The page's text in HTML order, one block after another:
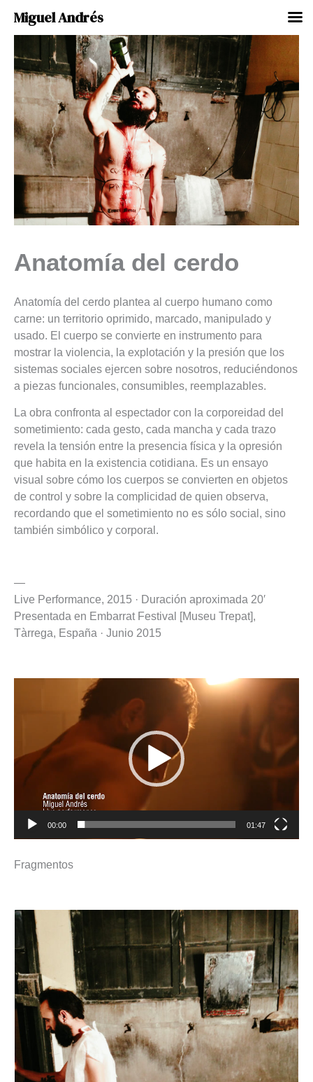
contenido
Anatomía del cerdo
Anatomía del cerdo plantea al cuerpo humano como
carne: un territorio oprimido, marcado, manipulado y
usado. El cuerpo se convierte en instrumento para
mostrar la violencia, la explotación y la presión que los
sistemas sociales ejercen sobre nosotros, reduciéndonos
a piezas funcionales, consumibles, reemplazables.
La obra confronta al espectador con la corporeidad del
sometimiento: cada gesto, cada mancha y cada trazo
revela la tensión entre la presencia física y la opresión
que habita en la existencia cotidiana. Es un ensayo
visual sobre cómo los cuerpos se convierten en objetos
de control y sobre la complicidad de quien observa,
recordando que el sometimiento no es sólo social, sino
también simbólico y corporal.
—
Live Performance, 2015 · Duración aproximada 20′
Presentada en Embarrat Festival [Museu Trepat],
Tàrrega, España · Junio 2015
00:00 01:47
Fragmentos
Miguel Andrés